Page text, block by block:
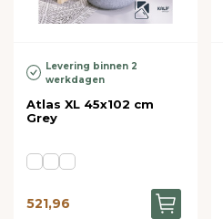
Levering binnen 2
werkdagen
Atlas XL 45x102 cm
Grey
521,96